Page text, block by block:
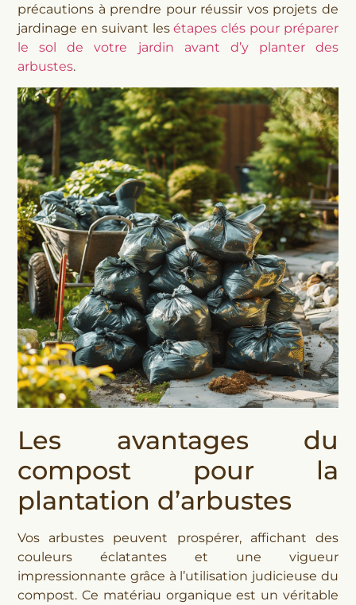
précautions à prendre pour réussir vos projets de
jardinage en suivant lesétapes clés pour préparer
le sol de votre jardin avant d’y planter des
arbustes.
Les avantages du
compost pour la
plantation d’arbustes
Vos arbustes peuvent prospérer, affichant des
couleurs éclatantes et une vigueur
impressionnante grâce à l’utilisation judicieuse du
compost. Ce matériau organique est un véritable